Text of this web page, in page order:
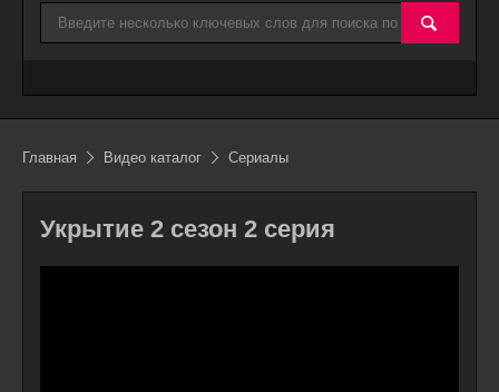
Главная Видео каталог Сериалы
Укрытие 2 сезон 2 серия